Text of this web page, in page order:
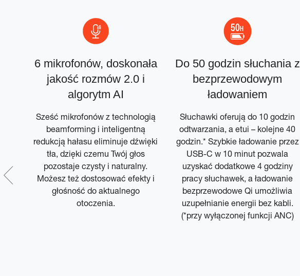
6 mikrofonów, doskonała
jakość rozmów 2.0 i
algorytm AI
Sześć mikrofonów z technologią
beamforming i inteligentną
redukcją hałasu eliminuje dźwięki
tła, dzięki czemu Twój głos
pozostaje czysty i naturalny.
Możesz też dostosować efekty i
głośność do aktualnego
otoczenia.
Do 50 godzin słuchania z
bezprzewodowym
ładowaniem
Słuchawki oferują do 10 godzin
odtwarzania, a etui – kolejne 40
godzin.* Szybkie ładowanie przez
USB-C w 10 minut pozwala
uzyskać dodatkowe 4 godziny
pracy słuchawek, a ładowanie
bezprzewodowe Qi umożliwia
uzupełnianie energii bez kabli.
(*przy wyłączonej funkcji ANC)